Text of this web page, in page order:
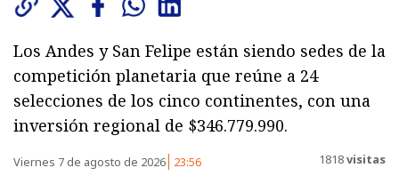
Los Andes y San Felipe están siendo sedes de la
competición planetaria que reúne a 24
selecciones de los cinco continentes, con una
inversión regional de $346.779.990.
Viernes 7 de agosto de 2026 23:56 1818visitas